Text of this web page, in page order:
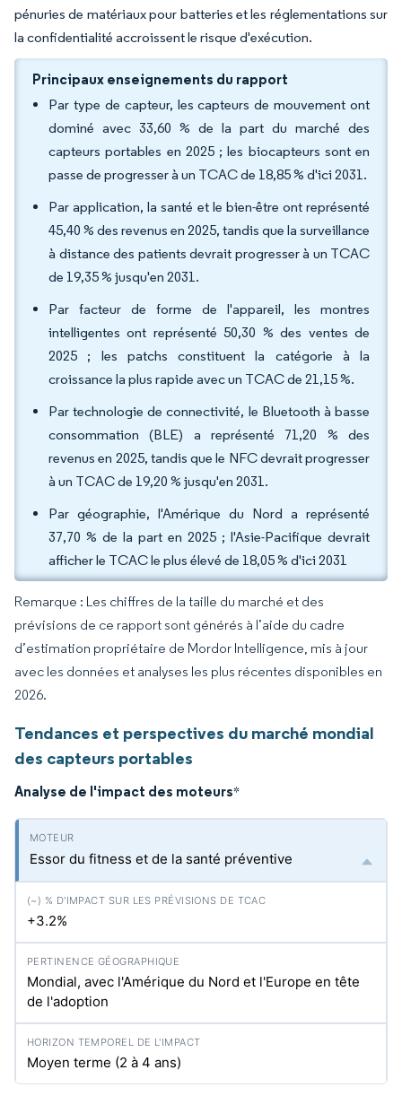
pénuries de matériaux pour batteries et les réglementations sur
la confidentialité accroissent le risque d'exécution.
Principaux enseignements du rapport
Par type de capteur, les capteurs de mouvement ont
dominé avec 33,60 % de la part du marché des
capteurs portables en 2025 ; les biocapteurs sont en
passe de progresser à un TCAC de 18,85 % d'ici 2031.
Par application, la santé et le bien-être ont représenté
45,40 % des revenus en 2025, tandis que la surveillance
à distance des patients devrait progresser à un TCAC
de 19,35 % jusqu'en 2031.
Par facteur de forme de l'appareil, les montres
intelligentes ont représenté 50,30 % des ventes de
2025 ; les patchs constituent la catégorie à la
croissance la plus rapide avec un TCAC de 21,15 %.
Par technologie de connectivité, le Bluetooth à basse
consommation (BLE) a représenté 71,20 % des
revenus en 2025, tandis que le NFC devrait progresser
à un TCAC de 19,20 % jusqu'en 2031.
Par géographie, l'Amérique du Nord a représenté
37,70 % de la part en 2025 ; l'Asie-Pacifique devrait
afficher le TCAC le plus élevé de 18,05 % d'ici 2031
Remarque : Les chiffres de la taille du marché et des
prévisions de ce rapport sont générés à l’aide du cadre
d’estimation propriétaire de Mordor Intelligence, mis à jour
avec les données et analyses les plus récentes disponibles en
2026.
Tendances et perspectives du marché mondial
des capteurs portables
Analyse de l'impact des moteurs*
Essor du fitness et de la santé préventive
+3.2%
Mondial, avec l'Amérique du Nord et l'Europe en tête
de l'adoption
Moyen terme (2 à 4 ans)